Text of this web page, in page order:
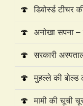
🍄 डिवोर्स्ड टीचर
🍄 अनोखा सपना –
🍄 सरकारी
🍄 मुहल्ले की बोल्ड
🍄 मामी की चूची